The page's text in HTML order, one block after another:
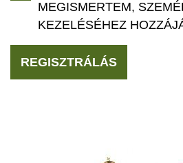
MEGISMERTEM,
KEZELÉSÉHEZ
REGISZTRÁLÁS